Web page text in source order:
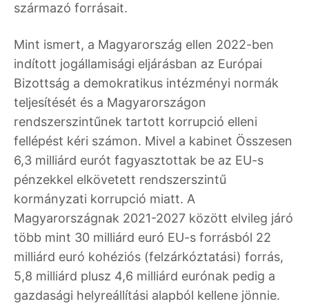
származó forrásait.
Mint ismert, a Magyarország ellen 2022-ben
indított jogállamisági eljárásban az Európai
Bizottság a demokratikus intézményi normák
teljesítését és a Magyarországon
rendszerszintűnek tartott korrupció elleni
fellépést kéri számon. Mivel a kabinet Összesen
6,3 milliárd eurót fagyasztottak be az EU-s
pénzekkel elkövetett rendszerszintű
kormányzati korrupció miatt. A
Magyarországnak 2021-2027 között elvileg járó
több mint 30 milliárd euró EU-s forrásból 22
milliárd euró kohéziós (felzárkóztatási) forrás,
5,8 milliárd plusz 4,6 milliárd eurónak pedig a
gazdasági helyreállítási alapból kellene jönnie.